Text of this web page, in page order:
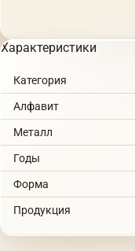
Характеристики
Категория
Алфавит
Металл
Годы
Форма
Продукция